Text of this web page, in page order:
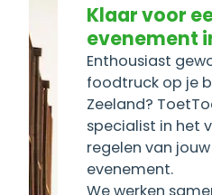
Klaar voor een uniek
evenement
Enthousiast
foodtruck op je
Zeeland?
specialist in het
regelen van
evenement.
We werken